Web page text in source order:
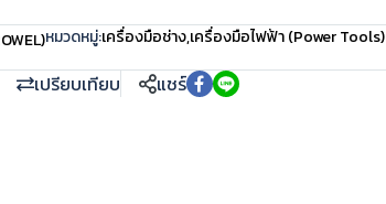
หมวดหมู่:เครื่องมือช่าง,เครื่องมือไฟฟ้า (Power Tools)
เปรียบเทียบ แชร์